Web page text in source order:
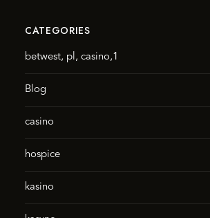
CATEGORIES
betwest, pl, casino,1
Blog
casino
hospice
kasino